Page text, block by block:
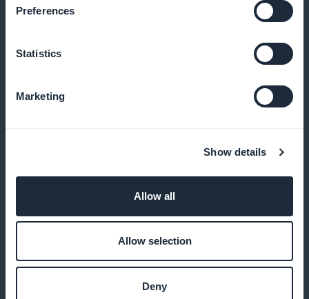
Preferences
Statistics
Marketing
Show details
Allow all
Allow selection
Deny
Heben Sie Abonnements bereits auf der Startseite
Profitieren Sie von 100% Ihrer Einnahmen aus
Passen Sie Ihre Abonnementseiten so an, dass sie
das Thema Abenteuer und Erkundung widerspiegeln,